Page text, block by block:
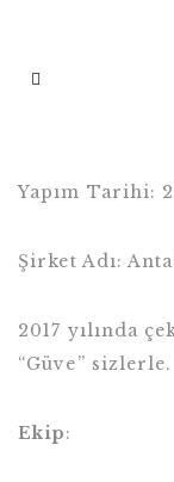
Yapım Tarihi:
Şirket Adı:
2017 yılında
“Güve” sizlerle.
Ekip: